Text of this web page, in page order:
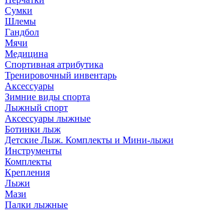
Сумки
Шлемы
Гандбол
Мячи
Медицина
Спортивная атрибутика
Тренировочный инвентарь
Аксессуары
Зимние виды спорта
Лыжный спорт
Аксессуары лыжные
Ботинки лыж
Детские Лыж. Комплекты и Мини-лыжи
Инструменты
Комплекты
Крепления
Лыжи
Мази
Палки лыжные